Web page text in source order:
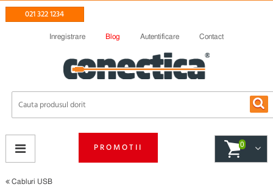
021 322 1234
Inregistrare Blog Autentificare Contact
PROMOTII 0
Cabluri USB